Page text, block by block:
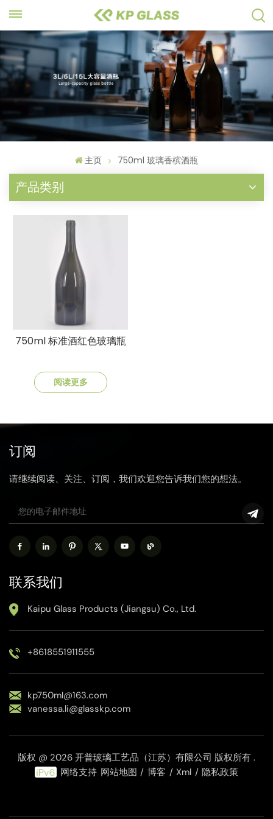
主页 750ml 玻璃香槟酒瓶
产品类别
750ml 标准酒红色玻璃瓶
阅读更多
订阅
请继续阅读、关注、订阅，我们欢迎您告诉我们您的想法。
联系我们
Kaipu Glass Products (Jiangsu) Co., Ltd.
+8618551911555
kp750ml@163.com
vanessa.li@glasskp.com
版权 @ 2026 开普玻璃工艺品（江苏）有限公司 版权所有 .
网络支持 网站地图 / 博客 / Xml / 隐私政策